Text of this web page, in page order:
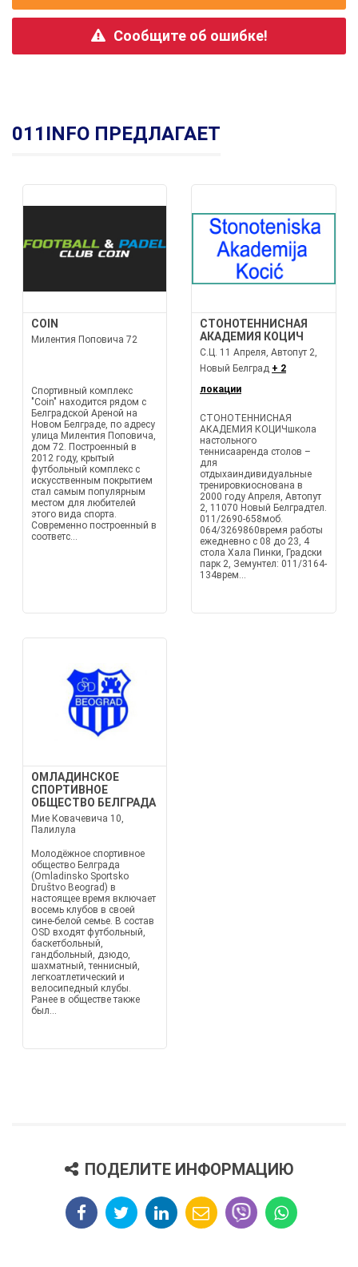
Сообщите об ошибке!
011INFO ПРЕДЛАГАЕТ
COIN
Милентия Поповича 72
Спортивный комплекс
"Coin" находится рядом с
Белградской Ареной на
Новом Белграде, по адресу
улица Милентия Поповича,
дом 72. Построенный в
2012 году, крытый
футбольный комплекс с
искусственным покрытием
стал самым популярным
местом для любителей
этого вида спорта.
Современно построенный в
соответс...
СТОНОТЕННИСНАЯ
АКАДЕМИЯ КОЦИЧ
С.Ц. 11 Апреля, Автопут 2,
Новый Белград + 2
локации
СТОНОТЕННИСНАЯ
АКАДЕМИЯ КОЦИЧшкола
настольного
теннисааренда столов –
для
отдыхаиндивидуальные
тренировкиоснована в
2000 году Апреля, Автопут
2, 11070 Новый Белградтел.
011/2690-658моб.
064/3269860время работы
ежедневно с 08 до 23, 4
стола Хала Пинки, Градски
парк 2, Земунтел: 011/3164-
134врем...
ОМЛАДИНСКОЕ
СПОРТИВНОЕ
ОБЩЕСТВО БЕЛГРАДА
Мие Ковачевича 10,
Палилула
Молодёжное спортивное
общество Белграда
(Omladinsko Sportsko
Društvo Beograd) в
настоящее время включает
восемь клубов в своей
сине-белой семье. В состав
OSD входят футбольный,
баскетбольный,
гандбольный, дзюдо,
шахматный, теннисный,
легкоатлетический и
велосипедный клубы.
Ранее в обществе также
был...
ПОДЕЛИТЕ ИНФОРМАЦИЮ